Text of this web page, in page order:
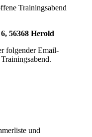
Trainingsabend
56368 Herold
folgender Email-
und